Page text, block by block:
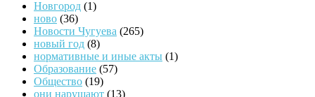
Новгород (1)
ново (36)
Новости Чугуева (265)
новый год (8)
нормативные и иные акты (1)
Образование (57)
Общество (19)
они нарушают (13)